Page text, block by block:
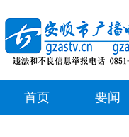
首页 要闻